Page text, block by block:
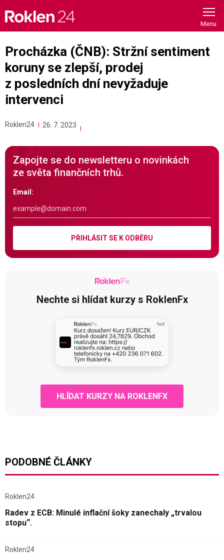
content
Procházka (ČNB): Stržní sentiment
koruny se zlepší, prodej
z posledních dní nevyžaduje
intervenci
Roklen24 26. 7. 2023
Zapojte se do newsletteru o novinkách
ze světa finančních trhů.
Email:
PŘIHLÁSIT SE K ODBĚRU
Nechte si hlídat kurzy s RoklenFx
HLÍDAT KURZY NA ROKLENFX
PODOBNÉ ČLÁNKY
Roklen24
Radev z ECB: Minulé inflační šoky zanechaly „trvalou
stopu“.
Roklen24